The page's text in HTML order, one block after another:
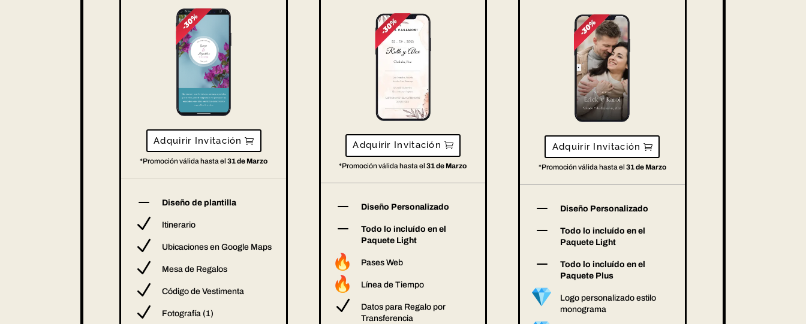
Adquirir Invitación
*Promoción válida hasta el31 de Marzo
K Diseño de plantilla
N Itinerario
N Ubicaciones en Google Maps
N Mesa de Regalos
N Código de Vestimenta
N Fotografía (1)
Adquirir Invitación
*Promoción válida hasta el31 de Marzo
K Diseño Personalizado
K
Todo lo incluído en el
Paquete Light
Pases Web
Línea de Tiempo
N
Datos para Regalo por
Transferencia
Adquirir Invitación
*Promoción válida hasta el 31 de Marzo
K Diseño Personalizado
K
Todo lo incluído en el
Paquete Light
K
Todo lo incluído en el
Paquete Plus
Logo personalizado estilo
monograma